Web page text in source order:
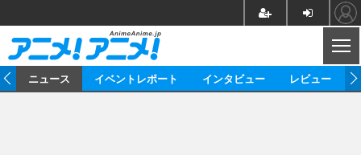
ニュース イベントレポート インタビュー レビュー